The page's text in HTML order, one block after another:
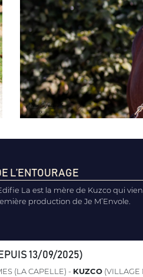
L’ENTOURAGE
La est la mère de Kuzco qui
production de Je M’Envole.
13/09/2025)
(LA CAPELLE) - KUZCO(VILLAGE